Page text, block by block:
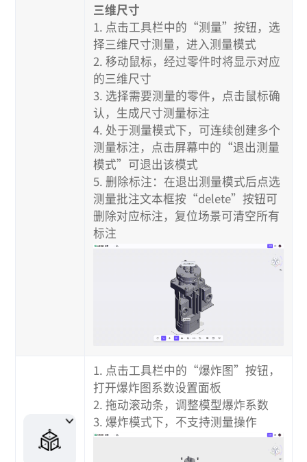
三维尺寸
1. 点击工具栏中的“测量”按钮，选
择三维尺寸测量，进入测量模式
2. 移动鼠标，经过零件时将显示对应
的三维尺寸
3. 选择需要测量的零件，点击鼠标确
认，生成尺寸测量标注
4. 处于测量模式下，可连续创建多个
测量标注，点击屏幕中的“退出测量
模式”可退出该模式
5. 删除标注：在退出测量模式后点选
测量批注文本框按“delete”按钮可
删除对应标注，复位场景可清空所有
标注
1. 点击工具栏中的“爆炸图”按钮，
打开爆炸图系数设置面板
2. 拖动滚动条，调整模型爆炸系数
3. 爆炸模式下，不支持测量操作